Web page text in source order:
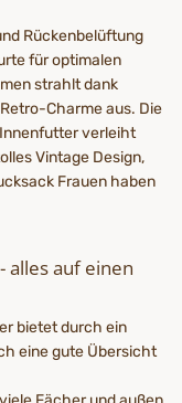
Rückenbelüftung
für optimalen
strahlt dank
Charme aus. Die
verleiht
Vintage Design,
Frauen haben
alles auf einen
bietet durch ein
eine gute Übersicht